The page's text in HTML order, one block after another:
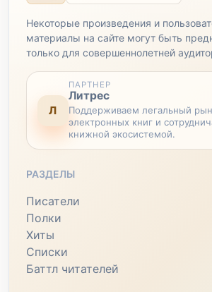
Некоторые произведения и
материалы на сайте могут быть
только для совершеннолетней
Л
ПАРТНЕР
Литрес
Поддерживаем легальный
электронных книг и
книжной экосистемой.
РАЗДЕЛЫ
Писатели
Полки
Хиты
Списки
Баттл читателей